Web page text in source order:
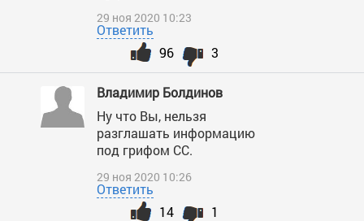
29 ноя 2020 10:23
Ответить
3
96
Владимир Болдинов
Ну что Вы, нельзя
разглашать информацию
под грифом СС.
29 ноя 2020 10:26
Ответить
1
14